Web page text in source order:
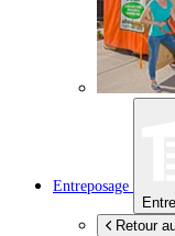
Entreposage
Retour